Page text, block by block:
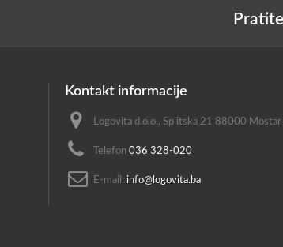
Kontakt informacije
Logovita d.o.o., Splitska 21 88000 Mostar
Telefon 036 328-020
E-mail: info@logovita.ba